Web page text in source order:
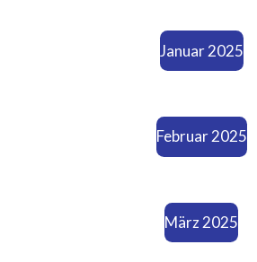
Januar 2025
Februar 2025
März 2025